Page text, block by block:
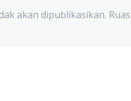
akan dipublikasikan.